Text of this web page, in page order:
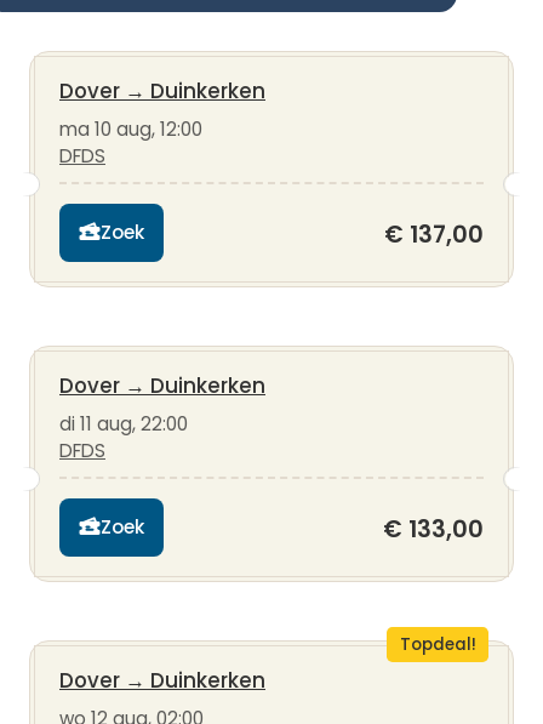
Dover → Duinkerken
ma 10 aug, 12:00
DFDS
Zoek € 137,00
Dover → Duinkerken
di 11 aug, 22:00
DFDS
Zoek € 133,00
Topdeal!
Dover → Duinkerken
wo 12 aug, 02:00